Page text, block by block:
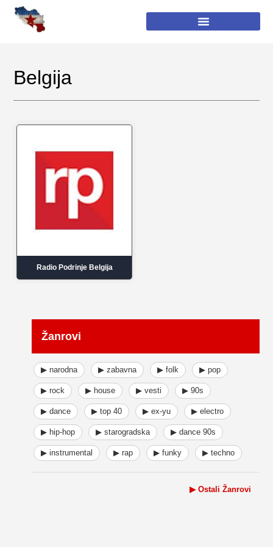
Belgija
Radio Podrinje Belgija
Žanrovi
▶ narodna ▶ zabavna ▶ folk ▶ pop
▶ rock ▶ house ▶ vesti ▶ 90s
▶ dance ▶ top 40 ▶ ex-yu ▶ electro
▶ hip-hop ▶ starogradska ▶ dance 90s
▶ instrumental ▶ rap ▶ funky ▶ techno
▶ Ostali Žanrovi